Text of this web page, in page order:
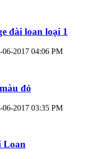
đài loan loại 1
06-2017 04:06 PM
đỏ
06-2017 03:35 PM
Loan